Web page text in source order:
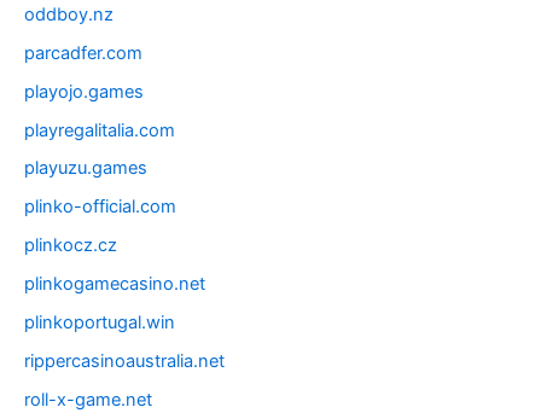
oddboy.nz
parcadfer.com
playojo.games
playregalitalia.com
playuzu.games
plinko-official.com
plinkocz.cz
plinkogamecasino.net
plinkoportugal.win
rippercasinoaustralia.net
roll-x-game.net